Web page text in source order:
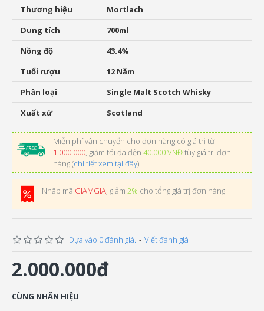
Thương hiệu
Mortlach
Dung tích
700ml
Nồng độ
43.4%
Tuổi rượu
12 Năm
Phân loại
Single Malt Scotch Whisky
Xuất xứ
Scotland
Miễn phí vận chuyển cho đơn hàng có giá trị từ
1.000.000, giảm tối đa đến 40.000 VNĐtùy giá trị đơn
hàng (chi tiết xem tại đây).
Nhập mã GIAMGIA, giảm 2% cho tổng giá trị đơn hàng
Dựa vào 0 đánh giá. - Viết đánh giá
2.000.000đ
CÙNG NHÃN HIỆU